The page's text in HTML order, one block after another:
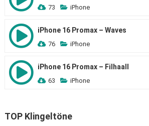
73 iPhone
iPhone 16 Promax – Waves
76 iPhone
iPhone 16 Promax – Filhaall
63 iPhone
TOP Klingeltöne